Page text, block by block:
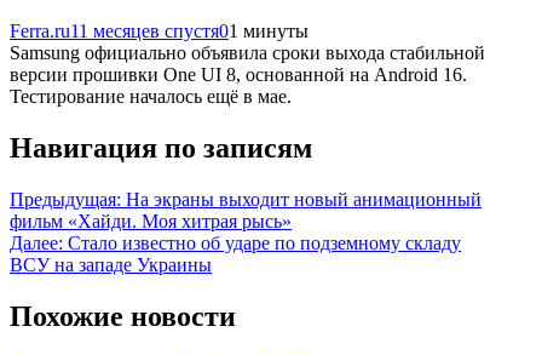
Ferra.ru11 месяцев спустя01 минуты
Samsung официально объявила сроки выхода стабильной
версии прошивки One UI 8, основанной на Android 16.
Тестирование началось ещё в мае.
Навигация по записям
Предыдущая: На экраны выходит новый анимационный
фильм «Хайди. Моя хитрая рысь»
Далее: Стало известно об ударе по подземному складу
ВСУ на западе Украины
Похожие новости